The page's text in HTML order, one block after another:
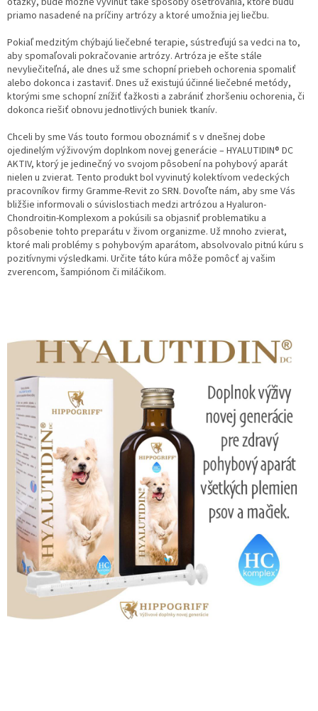
priamo nasadené na príčiny artrózy a ktoré umožnia jej liečbu.
Pokiaľ medzitým chýbajú liečebné terapie, sústreďujú sa vedci na to,
aby spomaľovali pokračovanie artrózy. Artróza je ešte stále
nevyliečiteľná, ale dnes už sme schopní priebeh ochorenia spomaliť
alebo dokonca i zastaviť. Dnes už existujú účinné liečebné metódy,
ktorými sme schopní znížiť ťažkosti a zabrániť zhoršeniu ochorenia, či
dokonca riešiť obnovu jednotlivých buniek tkanív.
Chceli by sme Vás touto formou oboznámiť s v dnešnej dobe
ojedinelým výživovým doplnkom novej generácie – HYALUTIDIN® DC
AKTIV, ktorý je jedinečný vo svojom pôsobení na pohybový aparát
nielen u zvierat. Tento produkt bol vyvinutý kolektívom vedeckých
pracovníkov firmy Gramme-Revit zo SRN. Dovoľte nám, aby sme Vás
bližšie informovali o súvislostiach medzi artrózou a Hyaluron-
Chondroitin-Komplexom a pokúsili sa objasniť problematiku a
pôsobenie tohto preparátu v živom organizme. Už mnoho zvierat,
ktoré mali problémy s pohybovým aparátom, absolvovalo pitnú kúru s
pozitívnymi výsledkami. Určite táto kúra môže pomôcť aj vašim
zverencom, šampiónom či miláčikom.